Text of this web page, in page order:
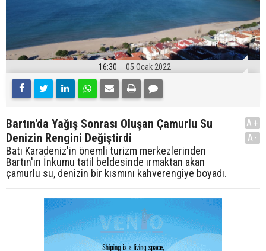
16:30 05 Ocak 2022
Bartın'da Yağış Sonrası Oluşan Çamurlu Su
Denizin Rengini Değiştirdi
Batı Karadeniz'in önemli turizm merkezlerinden
Bartın'ın İnkumu tatil beldesinde ırmaktan akan
çamurlu su, denizin bir kısmını kahverengiye boyadı.
A+
A-